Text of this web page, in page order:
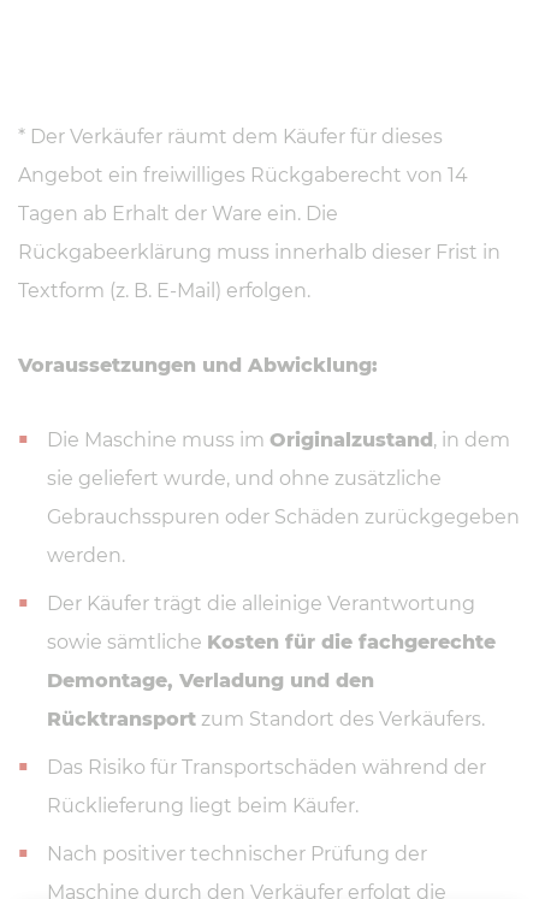
* Der Verkäufer räumt dem Käufer für dieses
Angebot ein freiwilliges Rückgaberecht von 14
Tagen ab Erhalt der Ware ein. Die
Rückgabeerklärung muss innerhalb dieser Frist in
Textform (z. B. E-Mail) erfolgen.
Voraussetzungen und Abwicklung:
Die Maschine muss im Originalzustand, in dem
sie geliefert wurde, und ohne zusätzliche
Gebrauchsspuren oder Schäden zurückgegeben
werden.
Der Käufer trägt die alleinige Verantwortung
sowie sämtliche Kosten für die fachgerechte
Demontage, Verladung und den
Rücktransport zum Standort des Verkäufers.
Das Risiko für Transportschäden während der
Rücklieferung liegt beim Käufer.
Nach positiver technischer Prüfung der
Maschine durch den Verkäufer erfolgt die